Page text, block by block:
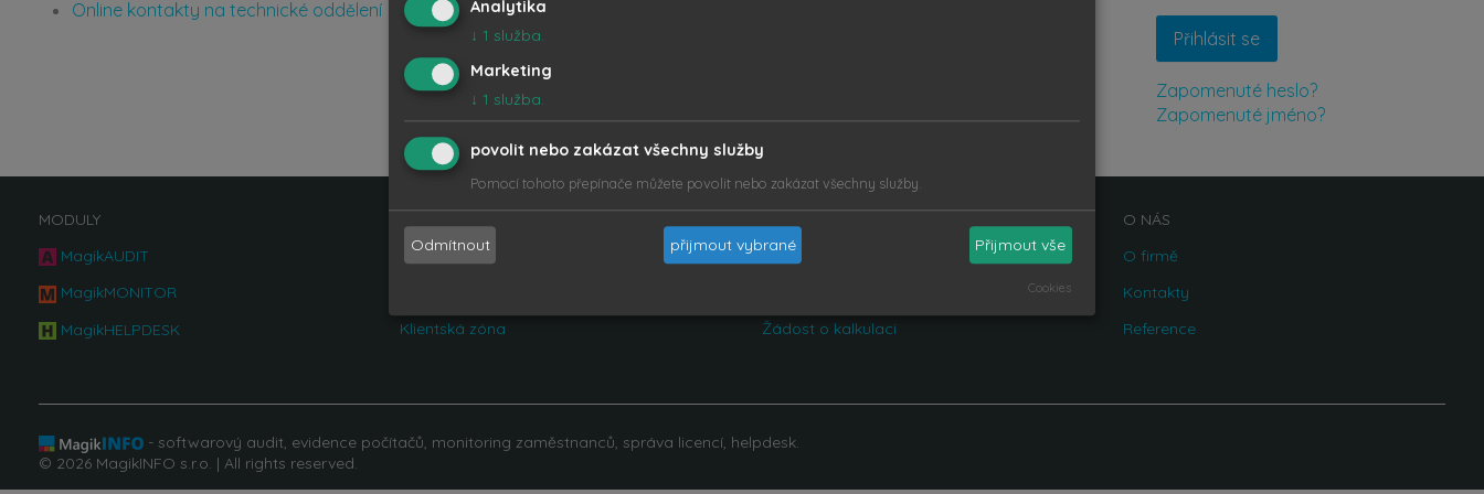
Online kontakty na technické oddělení
Přihlásit se
Zapomenuté heslo?
Zapomenuté jméno?
MODULY
MagikAUDIT
MagikMONITOR
MagikHELPDESK
Tel.: +420 555 440 074
Klientská zóna
Tel.: +420 555 440 071
Žádost o kalkulaci
O NÁS
O firmě
Kontakty
Reference
- softwarový audit, evidence počítačů, monitoring zaměstnanců, správa licencí, helpdesk.
© 2026 MagikINFO s.r.o. | All rights reserved.
Analytika
↓ 1 služba.
Marketing
↓ 1 služba.
povolit nebo zakázat všechny služby
Pomocí tohoto přepínače můžete povolit nebo zakázat všechny služby.
Odmítnout přijmout vybrané Přijmout vše
Cookies